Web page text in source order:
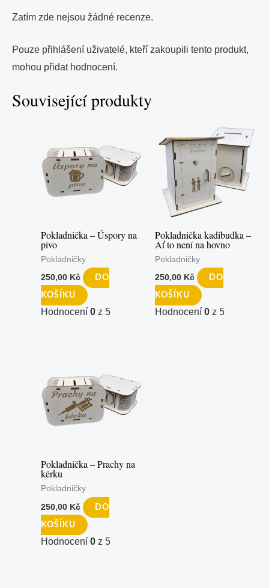
Zatím zde nejsou žádné recenze.
Pouze přihlášení uživatelé, kteří zakoupili tento produkt,
mohou přidat hodnocení.
Související produkty
Pokladnička – Úspory na
pivo
Pokladničky
250,00 Kč DO
KOŠÍKU
Hodnocení 0 z 5
Pokladnička kadibudka –
Ať to není na hovno
Pokladničky
250,00 Kč DO
KOŠÍKU
Hodnocení 0 z 5
Pokladnička – Prachy na
kérku
Pokladničky
250,00 Kč DO
KOŠÍKU
Hodnocení 0 z 5